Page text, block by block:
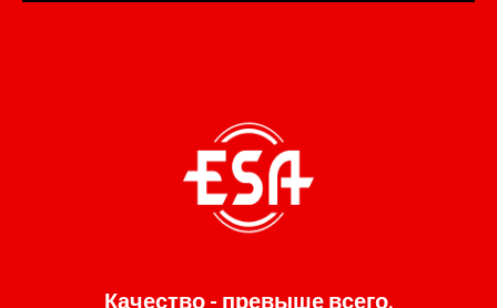
Качество - превыше всего.